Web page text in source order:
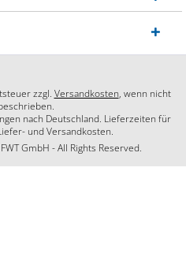
zzgl. Versandkosten, wenn nicht
nach Deutschland. Lieferzeiten für
und Versandkosten.
GmbH - All Rights Reserved.